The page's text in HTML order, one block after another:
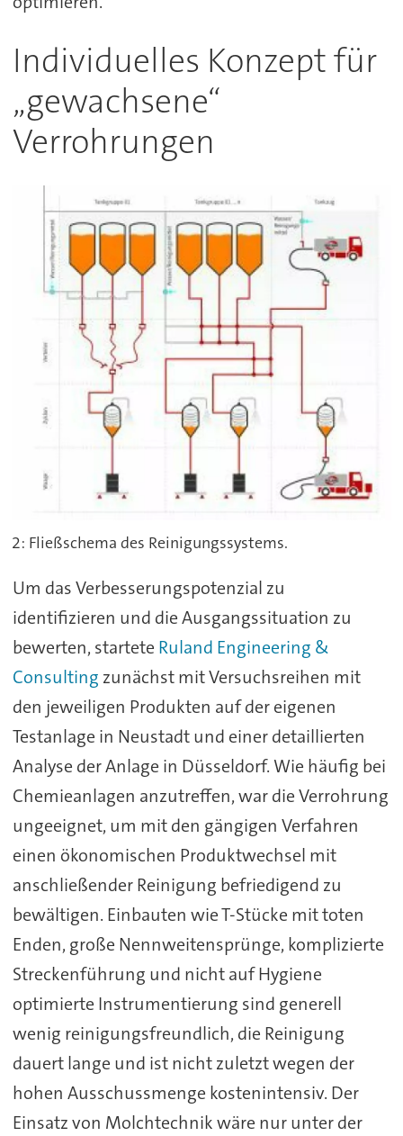
Individuelles Konzept für
„gewachsene“
Verrohrungen
2: Fließschema des Reinigungssystems.
Um das Verbesserungspotenzial zu
identifizieren und die Ausgangssituation zu
bewerten, startete Ruland Engineering &
Consulting zunächst mit Versuchsreihen mit
den jeweiligen Produkten auf der eigenen
Testanlage in Neustadt und einer detaillierten
Analyse der Anlage in Düsseldorf. Wie häufig bei
Chemieanlagen anzutreffen, war die Verrohrung
ungeeignet, um mit den gängigen Verfahren
einen ökonomischen Produktwechsel mit
anschließender Reinigung befriedigend zu
bewältigen. Einbauten wie T-Stücke mit toten
Enden, große Nennweitensprünge, komplizierte
Streckenführung und nicht auf Hygiene
optimierte Instrumentierung sind generell
wenig reinigungsfreundlich, die Reinigung
dauert lange und ist nicht zuletzt wegen der
hohen Ausschussmenge kostenintensiv. Der
Einsatz von Molchtechnik wäre nur unter der